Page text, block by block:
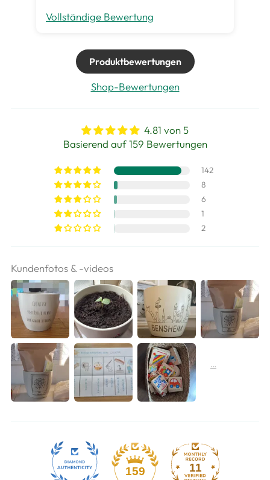
Vollständige Bewertung
Produktbewertungen
Shop-Bewertungen
4.81 von 5
Basierend auf 159 Bewertungen
142
8
6
1
2
Kundenfotos & -videos
159 11